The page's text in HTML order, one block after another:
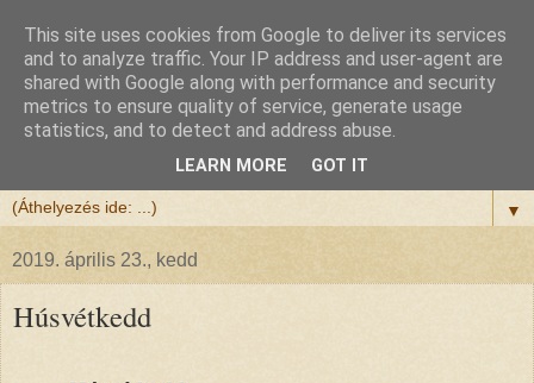
Félix atya
Szeretettel köszöntöm a honlapomra ellátogatót.
▼
2019. április 23., kedd
Húsvétkedd
This site uses cookies from Google to deliver its services
and to analyze traffic. Your IP address and user-agent are
shared with Google along with performance and security
metrics to ensure quality of service, generate usage
statistics, and to detect and address abuse.
LEARN MORE GOT IT